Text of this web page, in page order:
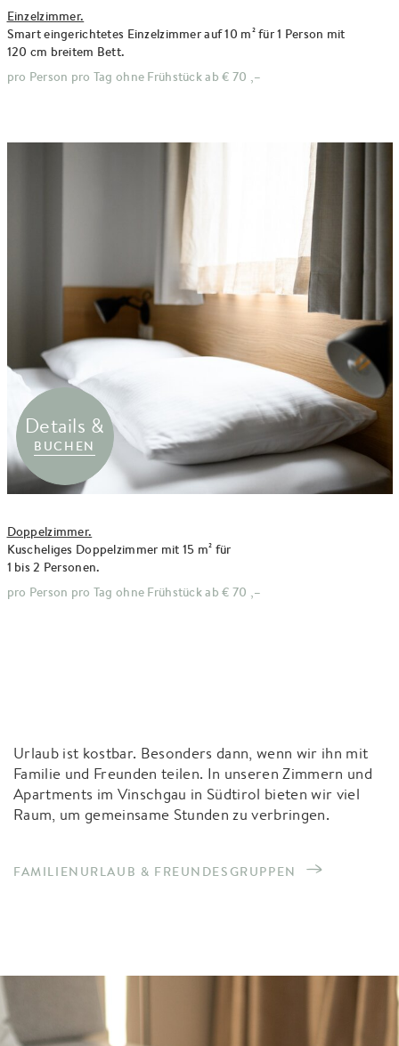
Einzelzimmer.
Smart eingerichtetes Einzelzimmer auf 10 m² für 1 Person mit
120 cm breitem Bett.
pro Person pro Tag ohne Frühstück ab€ 70 ,–
Details &
BUCHEN
Doppelzimmer.
Kuscheliges Doppelzimmer mit 15 m² für
1 bis 2 Personen.
pro Person pro Tag ohne Frühstück ab€ 70 ,–
Urlaub ist kostbar. Besonders dann, wenn wir ihn mit
Familie und Freunden teilen. In unseren Zimmern und
Apartments im Vinschgau in Südtirol bieten wir viel
Raum, um gemeinsame Stunden zu verbringen.
FAMILIENURLAUB & FREUNDESGRUPPEN